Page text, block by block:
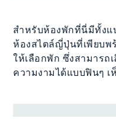
สำหรับห้องพักที่นี่มีทั้งแ
ห้องสไตล์ญี่ปุ่นที่เพียบพ
ให้เลือกพัก ซึ่งสามารถ
ความงามได้แบบฟินๆ เ